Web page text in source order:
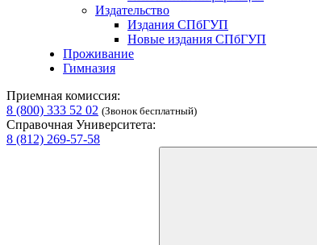
Издательство
Издания СПбГУП
Новые издания СПбГУП
Проживание
Гимназия
Приемная комиссия:
8 (800) 333 52 02 (Звонок бесплатный)
Справочная Университета:
8 (812) 269-57-58